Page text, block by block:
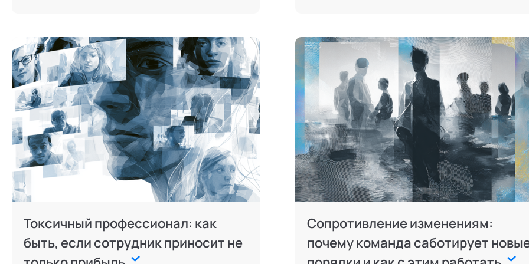
Токсичный профессионал: как
быть, если сотрудник приносит не
Сопротивление изменениям:
почему команда саботирует